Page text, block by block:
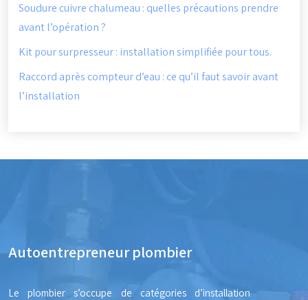
Soudure cuivre chalumeau : quelles précautions prendre
avant l’opération ?
Kit pour surpresseur : installation simplifiée pour tous.
Raccord après compteur d’eau : ce qu’il faut savoir avant
l’installation
Autoentrepreneur plombier
Le plombier s’occupe de catégories d’installation